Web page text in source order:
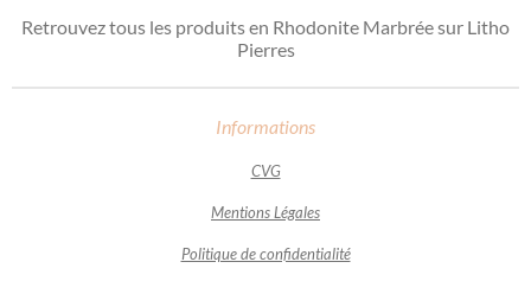
Retrouvez tous les produits en Rhodonite Marbrée sur Litho
Pierres
Informations
CVG
Mentions Légales
Politique de confidentialité